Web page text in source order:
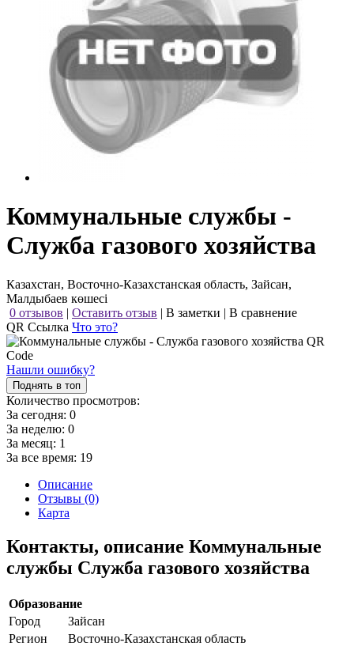
Коммунальные службы -
Служба газового хозяйства
Казахстан, Восточно-Казахстанская область, Зайсан,
Малдыбаев көшесі
0 отзывов | Оставить отзыв | В заметки | В сравнение
QR Ссылка Что это?
Нашли ошибку?
Поднять в топ
Количество просмотров:
За сегодня: 0
За неделю: 0
За месяц: 1
За все время: 19
Описание
Отзывы (0)
Карта
Контакты, описание Коммунальные
службы Служба газового хозяйства
Образование
Город
Зайсан
Регион
Восточно-Казахстанская область